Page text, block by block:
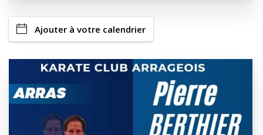
Ajouter à votre calendrier